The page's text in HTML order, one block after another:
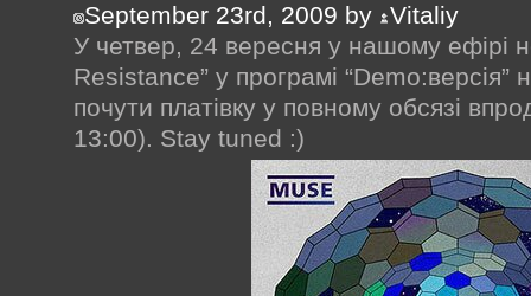
September 23rd, 2009 by
Vitaliy
У четвер, 24 вересня у нашому ефірі
Resistance” у програмі “Demo:версія”
почути платівку у повному обсязі
13:00). Stay tuned :)